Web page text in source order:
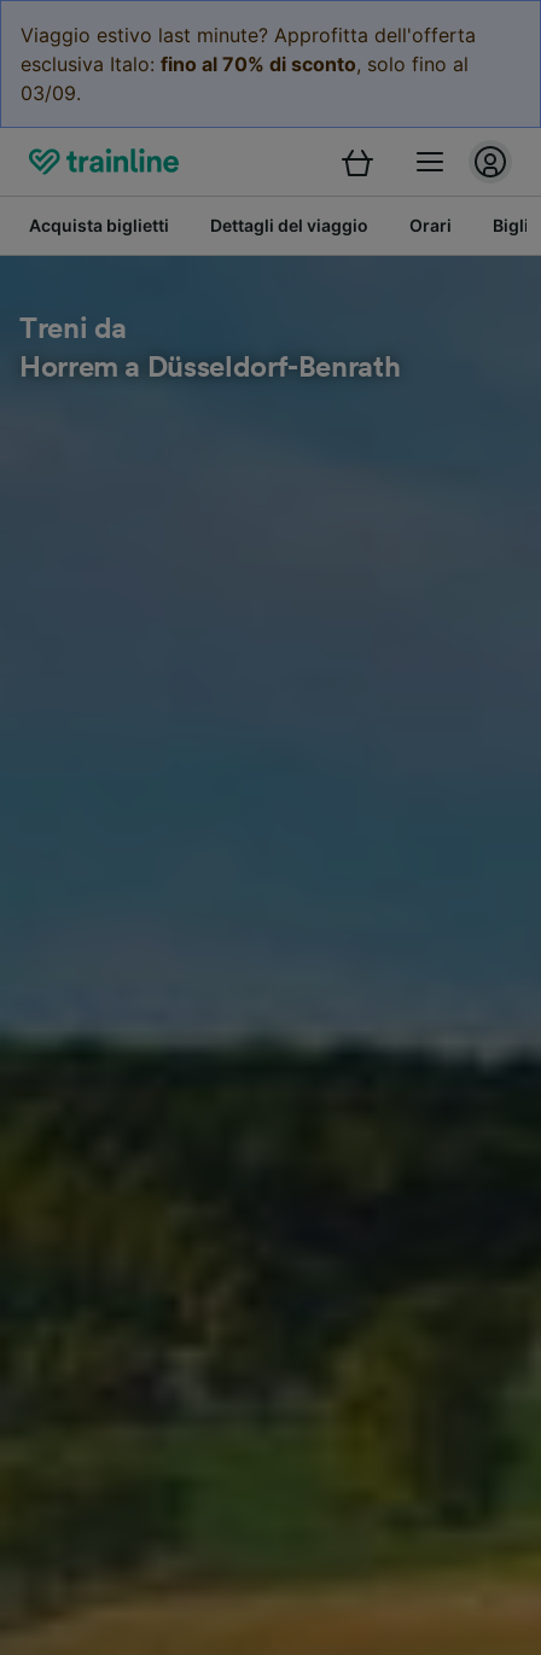
Viaggio estivo last minute? Approfitta dell'offerta
esclusiva Italo: fino al 70% di sconto, solo fino al
03/09.
Acquista biglietti Dettagli del viaggio Orari
Treni da
Horrem a Düsseldorf-Benrath